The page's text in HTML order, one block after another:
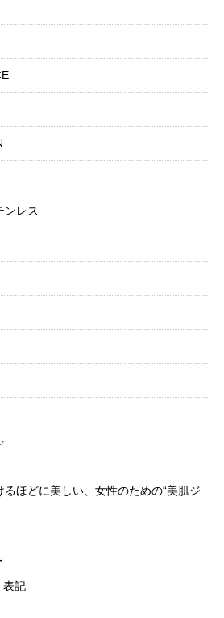
ンレス
ほどに美しい、女性のための“美肌ジ
表記